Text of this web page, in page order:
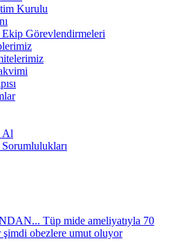
Kurulu
Görevlendirmeleri
Al
Tüp mide ameliyatıyla 70
obezlere umut oluyor